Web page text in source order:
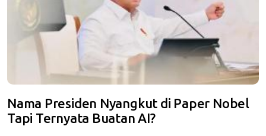
Nama Presiden Nyangkut di Paper Nobel
Tapi Ternyata Buatan AI?